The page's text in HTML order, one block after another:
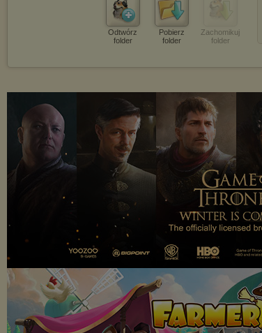
Odtwórz
folder
Pobierz
folder
Zachomikuj
folder